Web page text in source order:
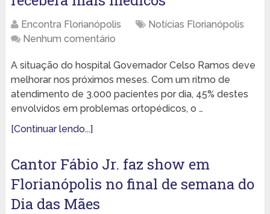
Encontra Florianópolis
Notícias Florianópolis
Nenhum comentário
A situação do hospital Governador Celso Ramos deve
melhorar nos próximos meses. Com um ritmo de
atendimento de 3.000 pacientes por dia, 45% destes
envolvidos em problemas ortopédicos, o …
[Continuar lendo...]
Cantor Fábio Jr. faz show em
Florianópolis no final de semana do
Dia das Mães